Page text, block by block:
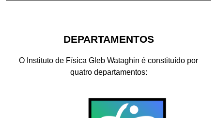
DEPARTAMENTOS
O Instituto de Física Gleb Wataghin é constituído por
quatro departamentos: